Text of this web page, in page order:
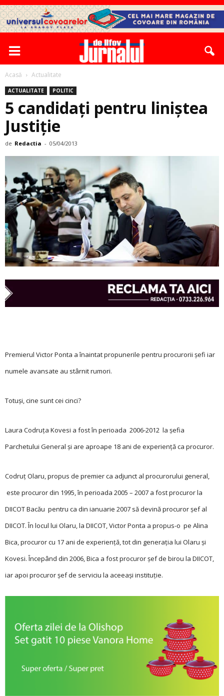
Acasă Actualitate
ACTUALITATE POLITIC
5 candidaţi pentru liniştea
Justiţie
de Redactia - 05/04/2013
Premierul Victor Ponta a înaintat propunerile pentru procurorii șefi iar
numele avansate au stârnit rumori.
Totuși, cine sunt cei cinci?
Laura Codruţa Kovesi a fost în perioada 2006-2012 la şefia
Parchetului General și are aproape 18 ani de experienţă ca procuror.
Codruţ Olaru, propus de premier ca adjunct al procurorului general,
este procuror din 1995, în perioada 2005 – 2007 a fost procuror la
DIICOT Bacău pentru ca din ianuarie 2007 să devină procuror şef al
DIICOT. În locul lui Olaru, la DIICOT, Victor Ponta a propus-o pe Alina
Bica, procuror cu 17 ani de experienţă, tot din generaţia lui Olaru şi
Kovesi. Începând din 2006, Bica a fost procuror şef de birou la DIICOT,
iar apoi procuror şef de serviciu la aceeaşi instituţie.